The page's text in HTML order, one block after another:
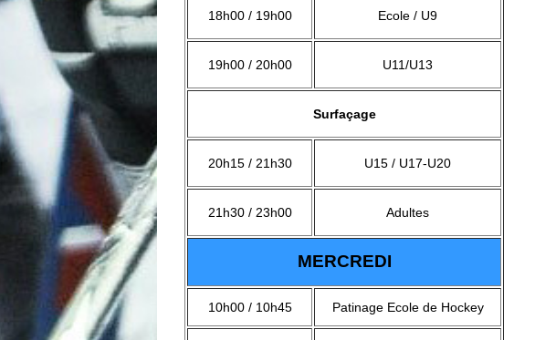
18h00 / 19h00 Ecole / U9
19h00 / 20h00 U11/U13
Surfaçage
20h15 / 21h30 U15 / U17-U20
21h30 / 23h00 Adultes
MERCREDI
10h00 / 10h45 Patinage Ecole de Hockey